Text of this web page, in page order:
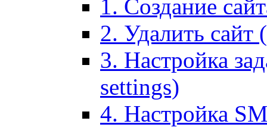
1. Создание
2. Удалить сайт
3. Настройка
settings)
4. Настройка